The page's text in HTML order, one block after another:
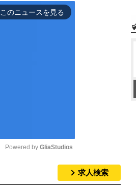
このニュースを見る
Powered by GliaStudios
求人検索